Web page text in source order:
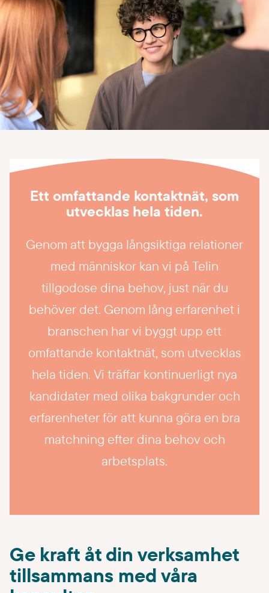
a
r
e
m
e
d
i
Ett omfattande kontaktnät, som
utvecklas hela tiden.
Genom att bygga långsiktiga relationer
med människor kan vi på Telin
tillgodose dina behov, just när du
behöver det. Genom lång erfarenhet i
branschen har vi byggt upp ett
omfattande kontaktnät, som utvecklas
hela tiden. Vi träffar kontinuerligt nya
kandidater med olika bakgrunder och
erfarenheter för att kunna göra en bra
matchning efter dina behov och
arbetsplats.
Ge kraft åt din verksamhet
tillsammans med våra